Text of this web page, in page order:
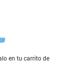
en tu carrito de